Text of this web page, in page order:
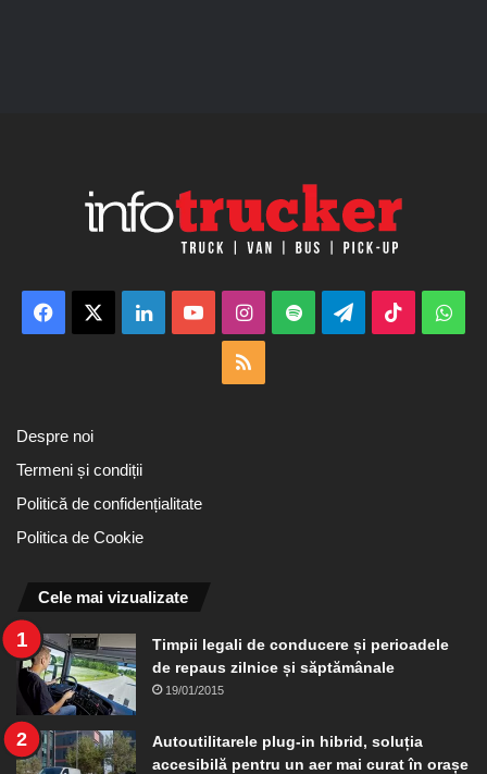
Facebook LinkedInYouTubeInstagram
Spotify TelegramTikTok
Despre noi
Termeni și condiții
Politică de confidențialitate
Politica de Cookie
Cele mai vizualizate
Timpii legali de conducere și perioadele
de repaus zilnice și săptămânale
19/01/2015
Autoutilitarele plug-in hibrid, soluția
accesibilă pentru un aer mai curat în orașe